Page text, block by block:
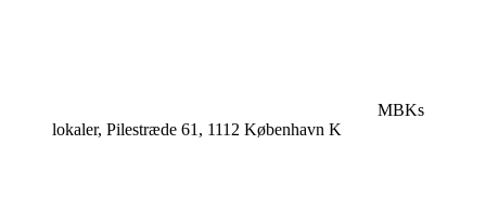
MBKs
lokaler, Pilestræde 61, 1112 København K